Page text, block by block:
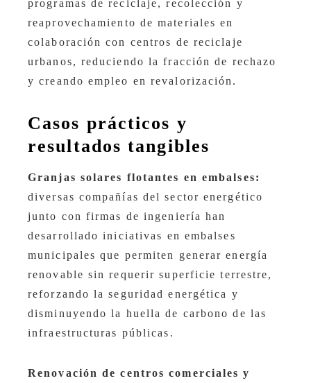
programas de reciclaje, recolección y
reaprovechamiento de materiales en
colaboración con centros de reciclaje
urbanos, reduciendo la fracción de rechazo
y creando empleo en revalorización.
Casos prácticos y
resultados tangibles
Granjas solares flotantes en embalses:
diversas compañías del sector energético
junto con firmas de ingeniería han
desarrollado iniciativas en embalses
municipales que permiten generar energía
renovable sin requerir superficie terrestre,
reforzando la seguridad energética y
disminuyendo la huella de carbono de las
infraestructuras públicas.
Renovación de centros comerciales y